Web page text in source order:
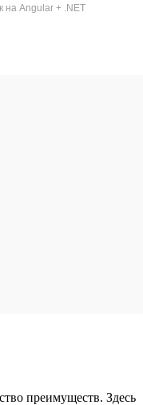
на Angular + .NET
преимуществ. Здесь